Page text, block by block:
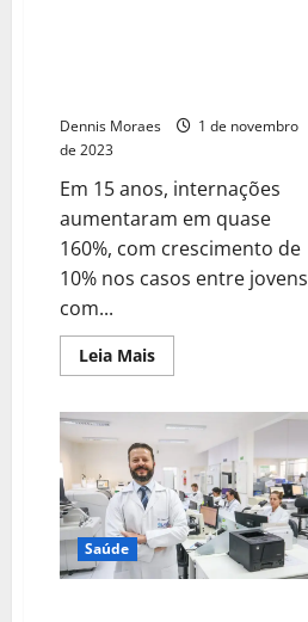
Dennis Moraes
1 de novembro
de 2023
Em 15 anos, internações
aumentaram em quase
160%, com crescimento de
10% nos casos entre jovens
com...
Leia Mais
Saúde